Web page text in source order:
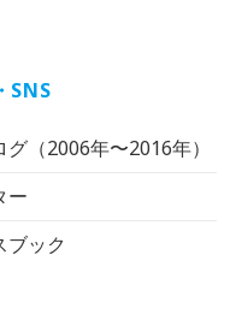
SNS
（2006年〜2016年）
ー
ブック